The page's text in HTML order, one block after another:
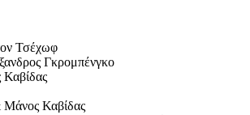
Τσέχωφ
Γκρομπένγκο
Καβίδας